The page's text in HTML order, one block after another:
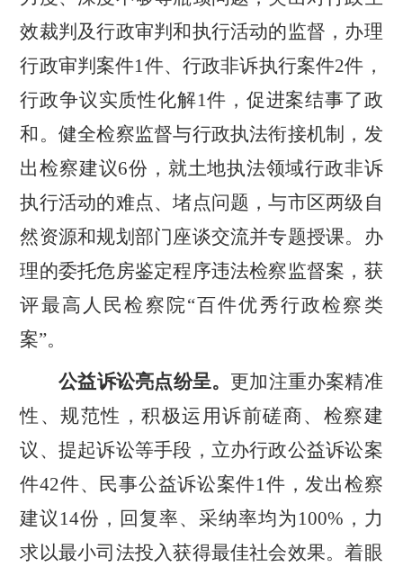
效裁判及行政审判和执行活动的监督，办理
行政审判案件1 件、行政非诉执行案件2件，
行政争议实质性化解1件，促进案结事了政
和。健全检察监督与行政执法衔接机制，发
出检察建议6份，就土地执法领域行政非诉
执行活动的难点、堵点问题，与市区两级自
然资源和规划部门座谈交流并专题授课。办
理的委托危房鉴定程序违法检察监督案，获
评最高人民检察院“百件优秀行政检察类
案”。
公益诉讼亮点纷呈。 更加注重办案精准
性、规范性，积极运用诉前磋商、检察建
议、提起诉讼等手段，立办行政公益诉讼案
件42件、民事公益诉讼案件1 件，发出检察
建议 14份，回复率、采纳率均为 100% ，力
求以最小司法投入获得最佳社会效果。着眼